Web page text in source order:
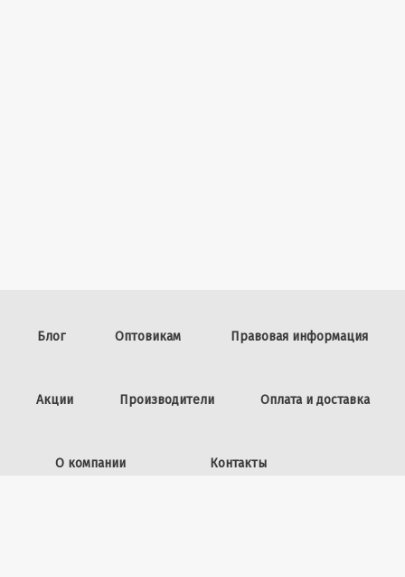
Блог Оптовикам Правовая информация
Акции Производители Оплата и доставка
О компании Контакты